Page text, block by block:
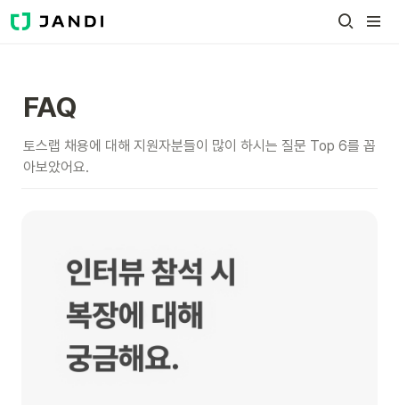
FAQ
토스랩 채용에 대해 지원자분들이 많이 하시는 질문 Top 6를 꼽
아보았어요.